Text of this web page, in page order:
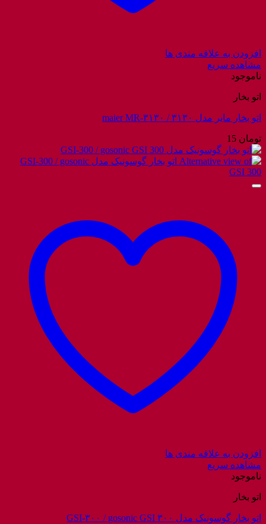
افزودن به علاقه مندی ها
مشاهده سریع
ناموجود
اتو بخار
اتو بخار مایر مدل ۳۱۳۰ / maier MR-۳۱۳۰
تومان
افزودن به علاقه مندی ها
مشاهده سریع
ناموجود
اتو بخار
اتو بخار گوسونیک مدل GSI-۳۰۰ / gosonic GSI ۳۰۰